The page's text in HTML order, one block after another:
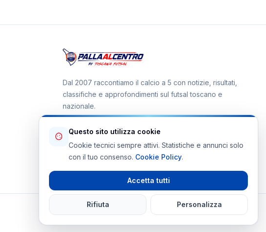
Dal 2007 raccontiamo il calcio a 5 con notizie, risultati,
classifiche e approfondimenti sul futsal toscano e
nazionale.
Canale WhatsApp
Telegram Toscana Futsal
© 2026 Palla al Centro · Tutti i diritti riservati
Questo sito utilizza cookie
Cookie tecnici sempre attivi. Statistiche e annunci solo
con il tuo consenso. Cookie Policy.
Accetta tutti
Rifiuta Personalizza